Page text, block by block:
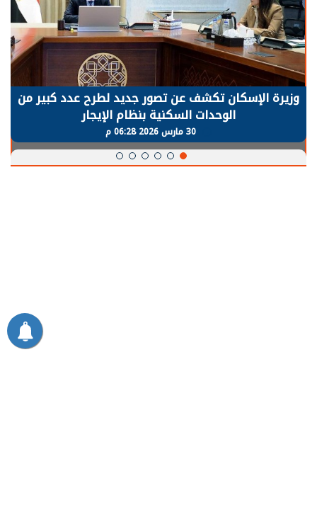
وزيرة الإسكان تكشف عن تصور جديد لطرح عدد كبير من
الوحدات السكنية بنظام الإيجار